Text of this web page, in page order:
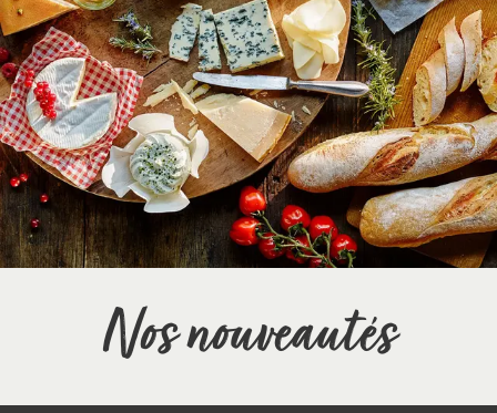
Nos nouveautés